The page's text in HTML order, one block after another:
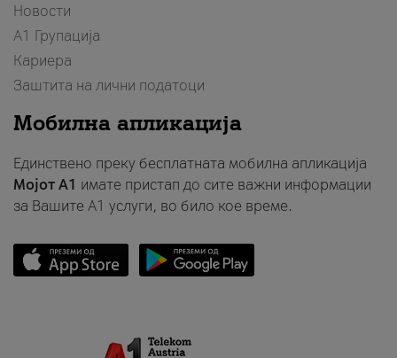
Новости
А1 Групација
Кариера
Заштита на лични податоци
Мобилна апликација
Единствено преку бесплатната мобилна апликација
Мојот A1 имате пристап до сите важни информации
за Вашите A1 услуги, во било кое време.